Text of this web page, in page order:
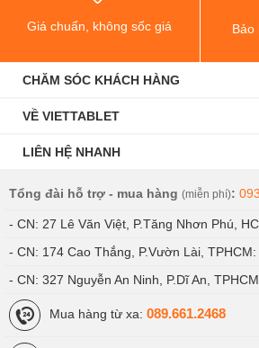
Giá chuẩn, không sốc giá Bảo
CHĂM SÓC KHÁCH HÀNG
VỀ VIETTABLET
LIÊN HỆ NHANH
Tổng đài hỗ trợ - mua hàng (miễn phí):
- CN: 27 Lê Văn Việt, P.Tăng Nhơn Phú,
- CN: 174 Cao Thắng, P.Vườn Lài, TPHCM:
- CN: 327 Nguyễn An Ninh, P.Dĩ An,
Mua hàng từ xa: 089.661.2468